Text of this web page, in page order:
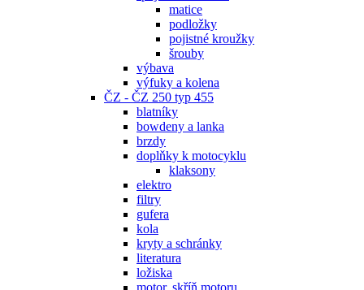
matice
podložky
pojistné kroužky
šrouby
výbava
výfuky a kolena
ČZ - ČZ 250 typ 455
blatníky
bowdeny a lanka
brzdy
doplňky k motocyklu
klaksony
elektro
filtry
gufera
kola
kryty a schránky
literatura
ložiska
motor, skříň motoru